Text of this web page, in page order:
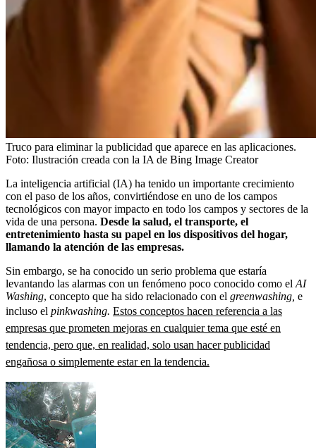
Truco para eliminar la publicidad que aparece en las aplicaciones.
Foto: Ilustración creada con la IA de Bing Image Creator
La inteligencia artificial (IA) ha tenido un importante crecimiento
con el paso de los años, convirtiéndose en uno de los campos
tecnológicos con mayor impacto en todo los campos y sectores de la
vida de una persona. Desde la salud, el transporte, el
entretenimiento hasta su papel en los dispositivos del hogar,
llamando la atención de las empresas.
Sin embargo, se ha conocido un serio problema que estaría
levantando las alarmas con un fenómeno poco conocido como el AI
Washing, concepto que ha sido relacionado con el greenwashing, e
incluso el pinkwashing. Estos conceptos hacen referencia a las
empresas que prometen mejoras en cualquier tema que esté en
tendencia, pero que, en realidad, solo usan hacer publicidad
engañosa o simplemente estar en la tendencia.